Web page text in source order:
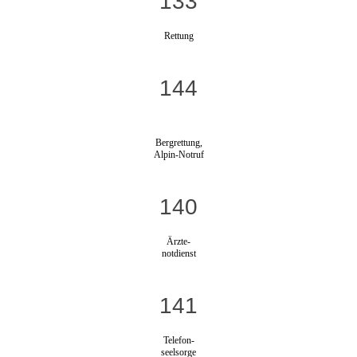
Rettung
144
Bergrettung,
Alpin-Notruf
140
Ärzte-
notdienst
141
Telefon-
seelsorge